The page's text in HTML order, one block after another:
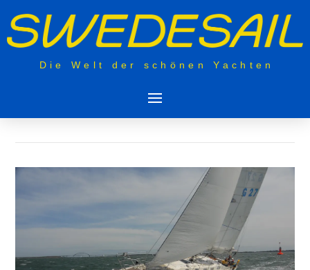
Die Welt der schönen Yachten